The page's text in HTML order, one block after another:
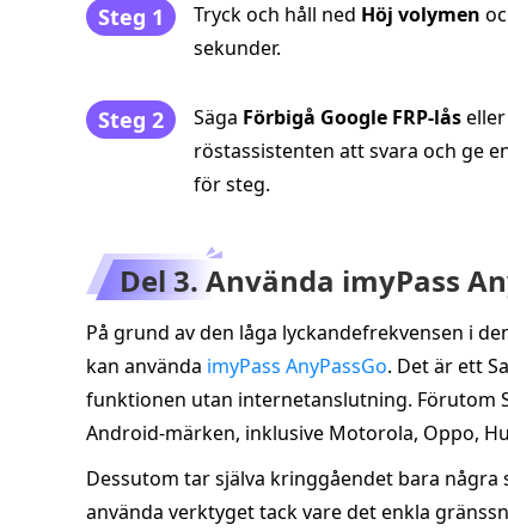
Steg 1 Tryck och håll ned Höj volymen
sekunder.
Steg 2 Säga Förbigå Google FRP-låseller
röstassistenten att svara och ge
för steg.
Del 3. Använda imyPass
På grund av den låga lyckandefrekvensen i
kan använda imyPass AnyPassGo. Det är ett
funktionen utan internetanslutning. Förutom
Android‑märken, inklusive Motorola, Oppo,
Dessutom tar själva kringgåendet bara
använda verktyget tack vare det enkla